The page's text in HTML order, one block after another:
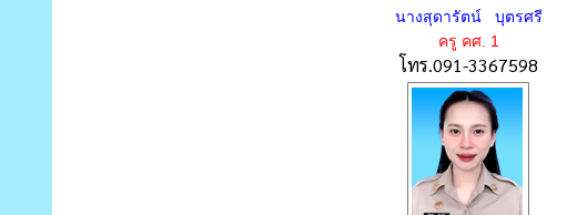
นางสุดารัตน์ บุตรศรี
ครู คศ. 1
โทร.091-3367598